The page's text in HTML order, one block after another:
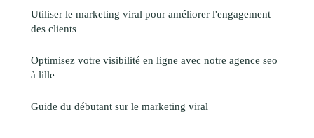
Utiliser le marketing viral pour améliorer l'engagement
des clients
Optimisez votre visibilité en ligne avec notre agence seo
à lille
Guide du débutant sur le marketing viral